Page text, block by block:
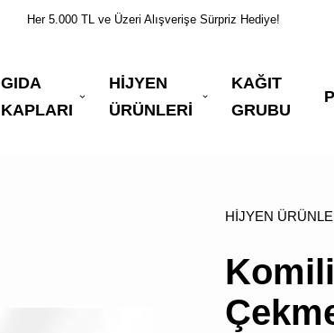
Her 5.000 TL ve Üzeri Alışverişe Sürpriz Hediye!
GIDA
KAPLARI
HİJYEN
ÜRÜNLERİ
KAĞIT
GRUBU
HİJYEN